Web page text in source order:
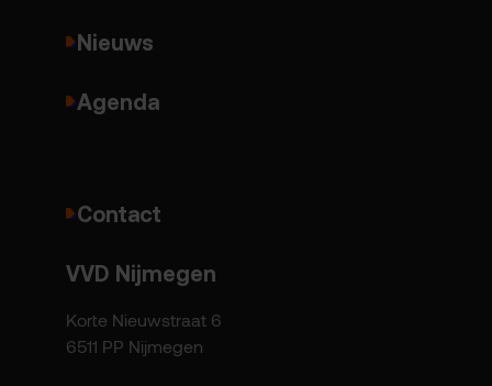
Nieuws
Agenda
Contact
VVD Nijmegen
Korte Nieuwstraat 6
6511 PP Nijmegen